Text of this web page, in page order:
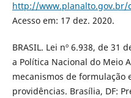
http://www.planalto.gov.br/
Acesso em: 17 dez. 2020.
BRASIL. Lei nº 6.938, de 31
a Política Nacional do Meio
mecanismos de formulação
providências. Brasília, DF: